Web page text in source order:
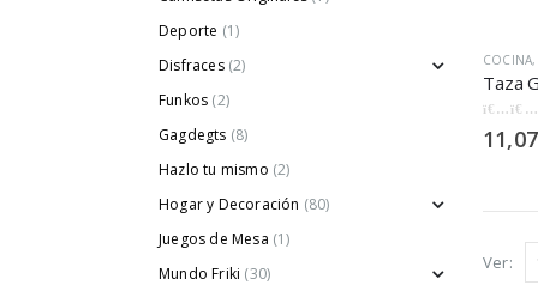
COCINA,
0out
11,07
Ver:
Deporte (1)
Disfraces (2)
Funkos (2)
Gagdegts (8)
Hazlo tu mismo (2)
Hogar y Decoración (80)
Juegos de Mesa (1)
Mundo Friki (30)